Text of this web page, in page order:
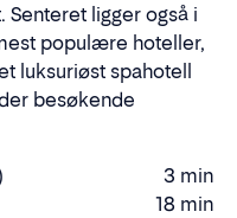
ligger også i
populære hoteller,
luksuriøst spahotell
besøkende
3 min
Gåtid
18 min